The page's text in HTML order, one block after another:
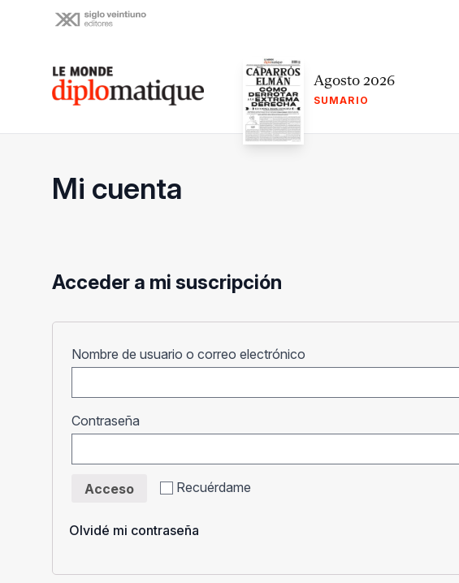
Le monde diplomatique Agosto 2026
SUMARIO
Mi cuenta
Acceder a mi suscripción
Nombre de usuario o correo electrónico
Contraseña
Recuérdame
Acceso
Olvidé mi contraseña